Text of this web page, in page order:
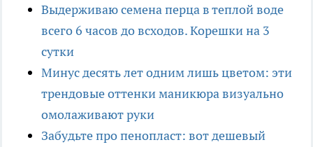
Выдерживаю семена перца в теплой воде
всего 6 часов до всходов. Корешки на 3
сутки
Минус десять лет одним лишь цветом: эти
трендовые оттенки маникюра визуально
омолаживают руки
Забудьте про пенопласт: вот дешевый